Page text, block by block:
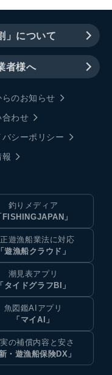
」について
者様へ
らのお知らせ
合わせ
バシーポリシー
報
釣りメディア
FISHINGJAPAN」
遊漁船業法に対応
「遊漁船クラウド」
潮見表アプリ
「タイドグラフBI」
魚図鑑AIアプリ
「マイAI」
の補償内容と安さ
新・遊漁船保険DX」